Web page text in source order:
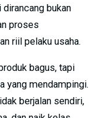
bukan
proses
riil pelaku usaha.
bagus, tapi
yang mendampingi.
berjalan sendiri,